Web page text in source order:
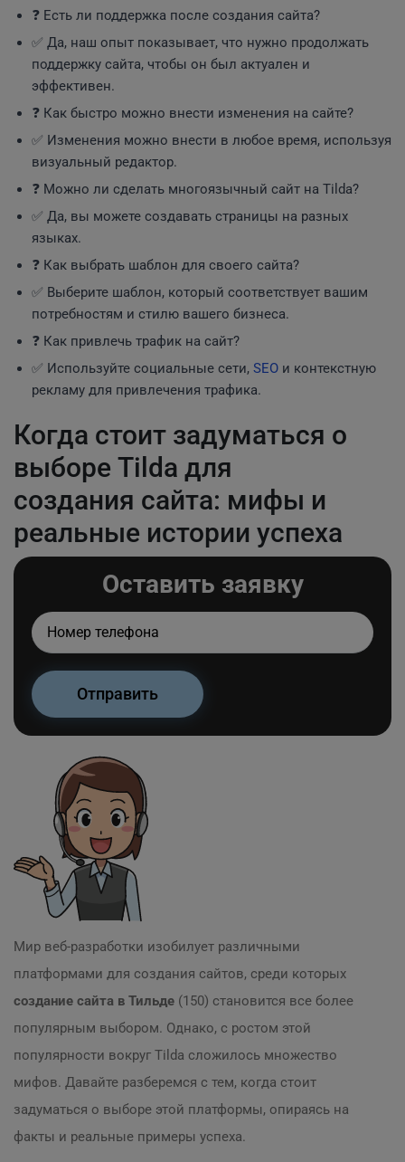
❓ Есть ли поддержка после создания сайта?
✅ Да, наш опыт показывает, что нужно продолжать
поддержку сайта, чтобы он был актуален и
эффективен.
❓ Как быстро можно внести изменения на сайте?
✅ Изменения можно внести в любое время, используя
визуальный редактор.
❓ Можно ли сделать многоязычный сайт на Tilda?
✅ Да, вы можете создавать страницы на разных
языках.
❓ Как выбрать шаблон для своего сайта?
✅ Выберите шаблон, который соответствует вашим
потребностям и стилю вашего бизнеса.
❓ Как привлечь трафик на сайт?
✅ Используйте социальные сети, SEO и контекстную
рекламу для привлечения трафика.
Когда стоит задуматься о
выборе Tilda для
создания сайта: мифы и
реальные истории успеха
Оставить заявку
Мир веб-разработки изобилует различными
платформами для создания сайтов, среди которых
создание сайта в Тильде (150) становится все более
популярным выбором. Однако, с ростом этой
популярности вокруг Tilda сложилось множество
мифов. Давайте разберемся с тем, когда стоит
задуматься о выборе этой платформы, опираясь на
факты и реальные примеры успеха.